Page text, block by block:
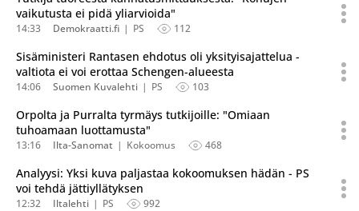
vaikutusta ei pidä yliarvioida"
14:33 Demokraatti.fi PS 112
Sisäministeri Rantasen ehdotus oli yksityisajattelua -
valtiota ei voi erottaa Schengen-alueesta
14:06 Suomen Kuvalehti PS 103
Orpolta ja Purralta tyrmäys tutkijoille: "Omiaan
tuhoamaan luottamusta"
13:16 Ilta-Sanomat Kokoomus 468
Analyysi: Yksi kuva paljastaa kokoomuksen hädän - PS
voi tehdä jättiyllätyksen
12:32 Iltalehti PS 992